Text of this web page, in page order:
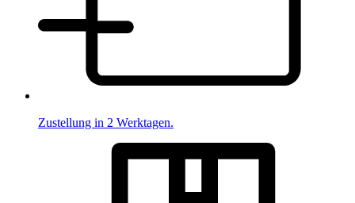
Zustellung in 2 Werktagen.